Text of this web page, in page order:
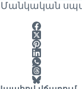
Մանկական